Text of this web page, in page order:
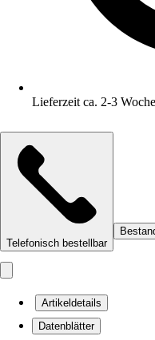
Lieferzeit ca. 2-3
Telefonisch bestellbar
Artikeldetails
Datenblätter